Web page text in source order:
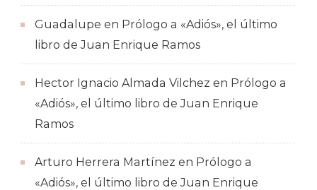
Guadalupe en Prólogo a «Adiós», el último
libro de Juan Enrique Ramos
Hector Ignacio Almada Vilchez en Prólogo a
«Adiós», el último libro de Juan Enrique
Ramos
Arturo Herrera Martínez en Prólogo a
«Adiós», el último libro de Juan Enrique